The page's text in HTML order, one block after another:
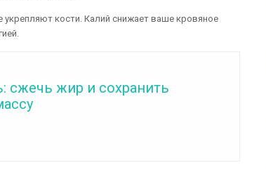
кости. Калий снижает ваше кровяное
сжечь жир и сохранить